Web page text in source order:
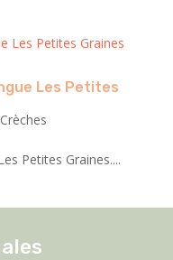
Les Petites
Crèches
Petites Graines....